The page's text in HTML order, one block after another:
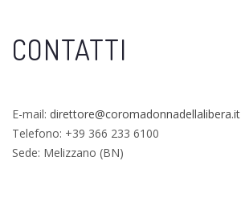
CONTATTI
E-mail: direttore@coromadonnadellalibera.it
Telefono: +39 366 233 6100
Sede: Melizzano (BN)